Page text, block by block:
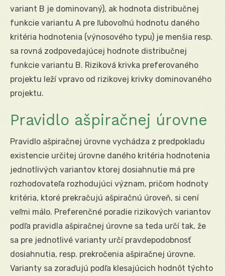
variant B je dominovaný), ak hodnota distribučnej
funkcie variantu A pre ľubovoľnú hodnotu daného
kritéria hodnotenia (výnosového typu) je menšia resp.
sa rovná zodpovedajúcej hodnote distribučnej
funkcie variantu B. Riziková krivka preferovaného
projektu leží vpravo od rizikovej krivky dominovaného
projektu.
Pravidlo ašpiračnej úrovne
Pravidlo ašpiračnej úrovne vychádza z predpokladu
existencie určitej úrovne daného kritéria hodnotenia
jednotlivých variantov ktorej dosiahnutie má pre
rozhodovateľa rozhodujúci význam, pričom hodnoty
kritéria, ktoré prekračujú ašpiračnú úroveň, si cení
veľmi málo. Preferenčné poradie rizikových variantov
podľa pravidla ašpiračnej úrovne sa teda určí tak, že
sa pre jednotlivé varianty určí pravdepodobnosť
dosiahnutia, resp. prekročenia ašpiračnej úrovne.
Varianty sa zoraďujú podľa klesajúcich hodnôt týchto